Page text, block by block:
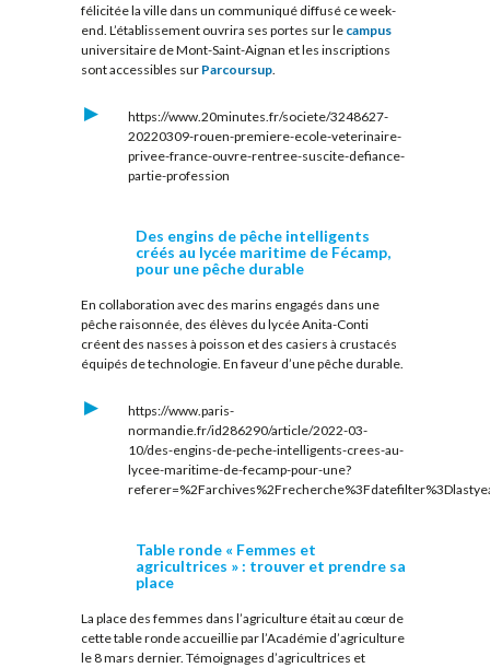
félicitée la ville dans un communiqué diffusé ce week-
end. L’établissement ouvrira ses portes sur le campus
universitaire de Mont-Saint-Aignan et les inscriptions
sont accessibles sur Parcoursup
https://www.20minutes.fr/societe/3248627-
20220309-rouen-premiere-ecole-veterinaire-
privee-france-ouvre-rentree-suscite-defiance-
partie-profession
Des engins de pêche intelligents
créés au lycée maritime de Fécamp,
pour une pêche durable
En collaboration avec des marins engagés dans une
pêche raisonnée, des élèves du lycée Anita-Conti
créent des nasses à poisson et des casiers à crustacés
équipés de technologie. En faveur d’une pêche durable.
https://www.paris-
normandie.fr/id286290/article/2022-03-
10/des-engins-de-peche-intelligents-crees-au-
lycee-maritime-de-fecamp-pour-une?
Table ronde « Femmes et
agricultrices » : trouver et prendre sa
place
La place des femmes dans l’agriculture était au cœur de
cette table ronde accueillie par l’Académie d’agriculture
le 8 mars dernier. Témoignages d’agricultrices et